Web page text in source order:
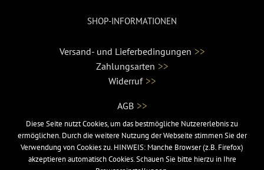
SHOP-INFORMATIONEN
Versand- und Lieferbedingungen >>
Zahlungsarten >>
Widerruf >>
AGB >>
Diese Seite nutzt Cookies, um das bestmögliche Nutzererlebnis zu
ermöglichen. Durch die weitere Nutzung der Webseite stimmen Sie der
Verwendung von Cookies zu. HINWEIS: Manche Browser (z.B. Firefox)
akzeptieren automatisch Cookies. Schauen Sie bitte hierzu in Ihre